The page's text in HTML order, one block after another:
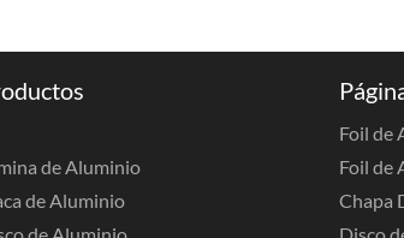
de Aluminio
de Aluminio
Foil de
Foil de
Chapa